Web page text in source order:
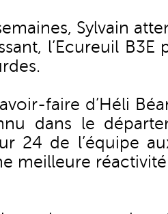
Sylvain
l’Ecureuil
faire d’Héli
dans le
24 de l’équipe
meilleure